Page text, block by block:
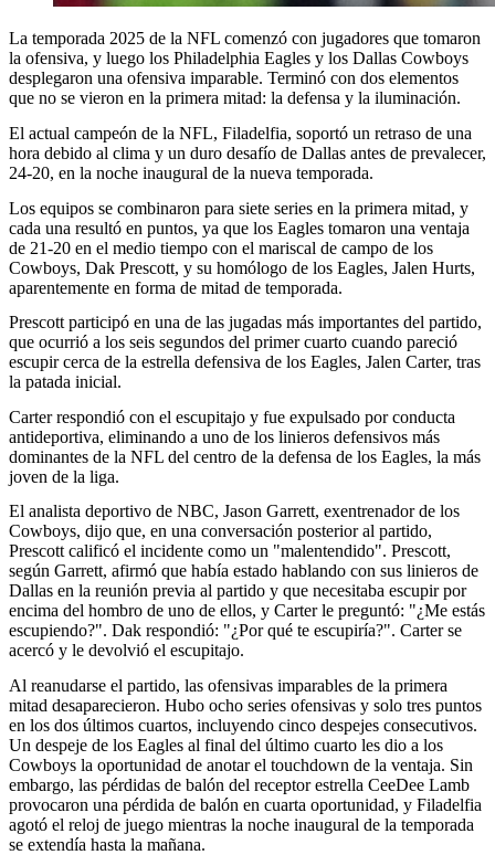
La temporada 2025 de la NFL comenzó con jugadores que tomaron
la ofensiva, y luego los Philadelphia Eagles y los Dallas Cowboys
desplegaron una ofensiva imparable. Terminó con dos elementos
que no se vieron en la primera mitad: la defensa y la iluminación.
El actual campeón de la NFL, Filadelfia, soportó un retraso de una
hora debido al clima y un duro desafío de Dallas antes de prevalecer,
24-20, en la noche inaugural de la nueva temporada.
Los equipos se combinaron para siete series en la primera mitad, y
cada una resultó en puntos, ya que los Eagles tomaron una ventaja
de 21-20 en el medio tiempo con el mariscal de campo de los
Cowboys, Dak Prescott, y su homólogo de los Eagles, Jalen Hurts,
aparentemente en forma de mitad de temporada.
Prescott participó en una de las jugadas más importantes del partido,
que ocurrió a los seis segundos del primer cuarto cuando pareció
escupir cerca de la estrella defensiva de los Eagles, Jalen Carter, tras
la patada inicial.
Carter respondió con el escupitajo y fue expulsado por conducta
antideportiva, eliminando a uno de los linieros defensivos más
dominantes de la NFL del centro de la defensa de los Eagles, la más
joven de la liga.
El analista deportivo de NBC, Jason Garrett, exentrenador de los
Cowboys, dijo que, en una conversación posterior al partido,
Prescott calificó el incidente como un "malentendido". Prescott,
según Garrett, afirmó que había estado hablando con sus linieros de
Dallas en la reunión previa al partido y que necesitaba escupir por
encima del hombro de uno de ellos, y Carter le preguntó: "¿Me estás
escupiendo?". Dak respondió: "¿Por qué te escupiría?". Carter se
acercó y le devolvió el escupitajo.
Al reanudarse el partido, las ofensivas imparables de la primera
mitad desaparecieron. Hubo ocho series ofensivas y solo tres puntos
en los dos últimos cuartos, incluyendo cinco despejes consecutivos.
Un despeje de los Eagles al final del último cuarto les dio a los
Cowboys la oportunidad de anotar el touchdown de la ventaja. Sin
embargo, las pérdidas de balón del receptor estrella CeeDee Lamb
provocaron una pérdida de balón en cuarta oportunidad, y Filadelfia
agotó el reloj de juego mientras la noche inaugural de la temporada
se extendía hasta la mañana.